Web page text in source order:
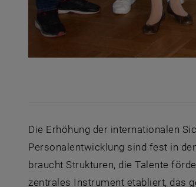
Die Erhöhung der internationalen
Personalentwicklung sind fest in
braucht Strukturen, die Talente
zentrales Instrument etabliert, das